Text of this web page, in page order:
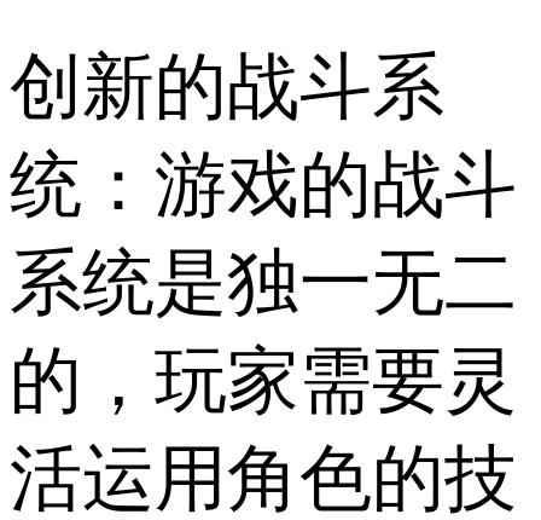
创新的战斗系
统：游戏的战斗
系统是独一无二
的，玩家需要灵
活运用角色的技